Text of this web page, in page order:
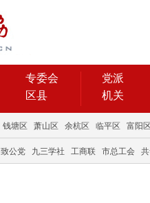
专委会
区县
党派
机关
钱塘区 萧山区 余杭区 临平区 富阳
致公党 九三学社 工商联 市总工会